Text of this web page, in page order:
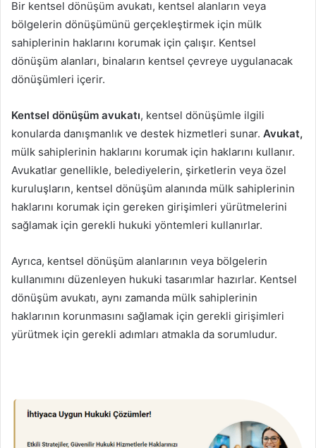
Bir kentsel dönüşüm avukatı, kentsel alanların veya
bölgelerin dönüşümünü gerçekleştirmek için mülk
sahiplerinin haklarını korumak için çalışır. Kentsel
dönüşüm alanları, binaların kentsel çevreye uygulanacak
dönüşümleri içerir.
Kentsel dönüşüm avukatı, kentsel dönüşümle ilgili
konularda danışmanlık ve destek hizmetleri sunar. Avukat,
mülk sahiplerinin haklarını korumak için haklarını kullanır.
Avukatlar genellikle, belediyelerin, şirketlerin veya özel
kuruluşların, kentsel dönüşüm alanında mülk sahiplerinin
haklarını korumak için gereken girişimleri yürütmelerini
sağlamak için gerekli hukuki yöntemleri kullanırlar.
Ayrıca, kentsel dönüşüm alanlarının veya bölgelerin
kullanımını düzenleyen hukuki tasarımlar hazırlar. Kentsel
dönüşüm avukatı, aynı zamanda mülk sahiplerinin
haklarının korunmasını sağlamak için gerekli girişimleri
yürütmek için gerekli adımları atmakla da sorumludur.